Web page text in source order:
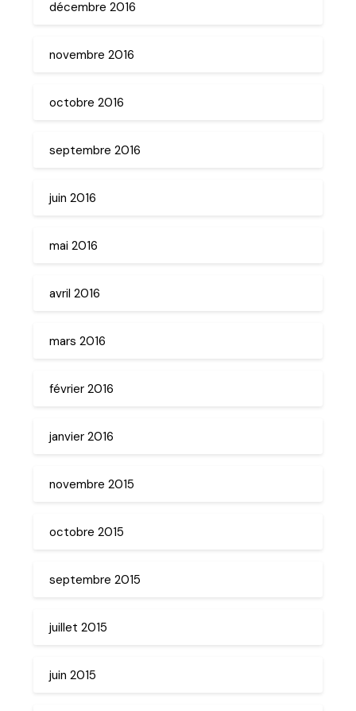
décembre 2016
novembre 2016
octobre 2016
septembre 2016
juin 2016
mai 2016
avril 2016
mars 2016
février 2016
janvier 2016
novembre 2015
octobre 2015
septembre 2015
juillet 2015
juin 2015